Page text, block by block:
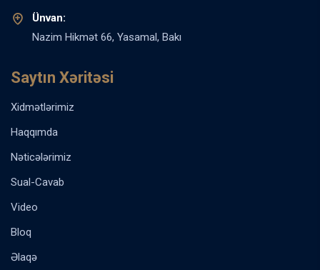
Ünvan:
Nazim Hikmət 66, Yasamal, Bakı
Saytın Xəritəsi
Xidmətlərimiz
Haqqımda
Nəticələrimiz
Sual-Cavab
Video
Bloq
Əlaqə